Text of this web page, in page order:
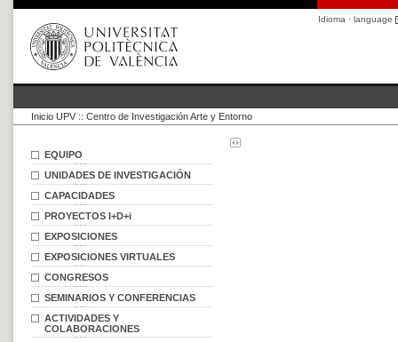
Idioma · language
Inicio UPV :: Centro de Investigación Arte y Entorno
EQUIPO
UNIDADES DE INVESTIGACIÓN
CAPACIDADES
PROYECTOS I+D+i
EXPOSICIONES
EXPOSICIONES VIRTUALES
CONGRESOS
SEMINARIOS Y CONFERENCIAS
ACTIVIDADES Y
COLABORACIONES